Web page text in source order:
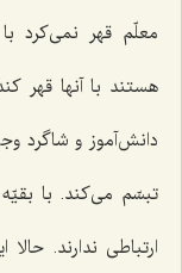
معلّم قهر نمی‌کرد
هستند با آنها قهر
دانش‌آموز و شاگرد
تبسّم می‌کند. با
ارتباطی ندارند.